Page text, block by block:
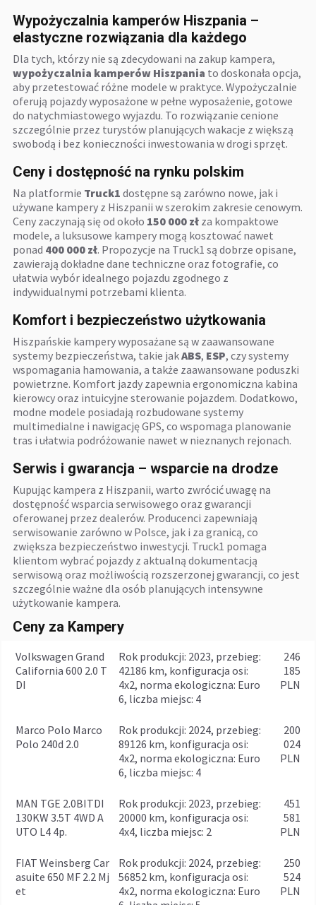
Wypożyczalnia kamperów Hiszpania –
elastyczne rozwiązania dla każdego
Dla tych, którzy nie są zdecydowani na zakup kampera,
wypożyczalnia kamperów Hiszpania to doskonała opcja,
aby przetestować różne modele w praktyce. Wypożyczalnie
oferują pojazdy wyposażone w pełne wyposażenie, gotowe
do natychmiastowego wyjazdu. To rozwiązanie cenione
szczególnie przez turystów planujących wakacje z większą
swobodą i bez konieczności inwestowania w drogi sprzęt.
Ceny i dostępność na rynku polskim
Na platformie Truck1 dostępne są zarówno nowe, jak i
używane kampery z Hiszpanii w szerokim zakresie cenowym.
Ceny zaczynają się od około 150 000 zł za kompaktowe
modele, a luksusowe kampery mogą kosztować nawet
ponad 400 000 zł. Propozycje na Truck1 są dobrze opisane,
zawierają dokładne dane techniczne oraz fotografie, co
ułatwia wybór idealnego pojazdu zgodnego z
indywidualnymi potrzebami klienta.
Komfort i bezpieczeństwo użytkowania
Hiszpańskie kampery wyposażane są w zaawansowane
systemy bezpieczeństwa, takie jakABS, ESP, czy systemy
wspomagania hamowania, a także zaawansowane poduszki
powietrzne. Komfort jazdy zapewnia ergonomiczna kabina
kierowcy oraz intuicyjne sterowanie pojazdem. Dodatkowo,
modne modele posiadają rozbudowane systemy
multimedialne i nawigację GPS, co wspomaga planowanie
tras i ułatwia podróżowanie nawet w nieznanych rejonach.
Serwis i gwarancja – wsparcie na drodze
Kupując kampera z Hiszpanii, warto zwrócić uwagę na
dostępność wsparcia serwisowego oraz gwarancji
oferowanej przez dealerów. Producenci zapewniają
serwisowanie zarówno w Polsce, jak i za granicą, co
zwiększa bezpieczeństwo inwestycji. Truck1 pomaga
klientom wybrać pojazdy z aktualną dokumentacją
serwisową oraz możliwością rozszerzonej gwarancji, co jest
szczególnie ważne dla osób planujących intensywne
użytkowanie kampera.
Ceny za Kampery
Volkswagen Grand
California 600 2.0 T
DI
rok produkcji: 2023, przebieg:
42186 km, konfiguracja osi:
4x2, norma ekologiczna: Euro
6, liczba miejsc: 4
246
185
PLN
Marco Polo Marco
Polo 240d 2.0
rok produkcji: 2024, przebieg:
89126 km, konfiguracja osi:
4x2, norma ekologiczna: Euro
6, liczba miejsc: 4
200
024
PLN
MAN TGE 2.0BITDI
130KW 3.5T 4WD A
UTO L4 4p.
rok produkcji: 2023, przebieg:
20000 km, konfiguracja osi:
4x4, liczba miejsc: 2
451
581
PLN
FIAT Weinsberg Car
asuite 650 MF 2.2 Mj
et
rok produkcji: 2024, przebieg:
56852 km, konfiguracja osi:
4x2, norma ekologiczna: Euro
250
524
PLN